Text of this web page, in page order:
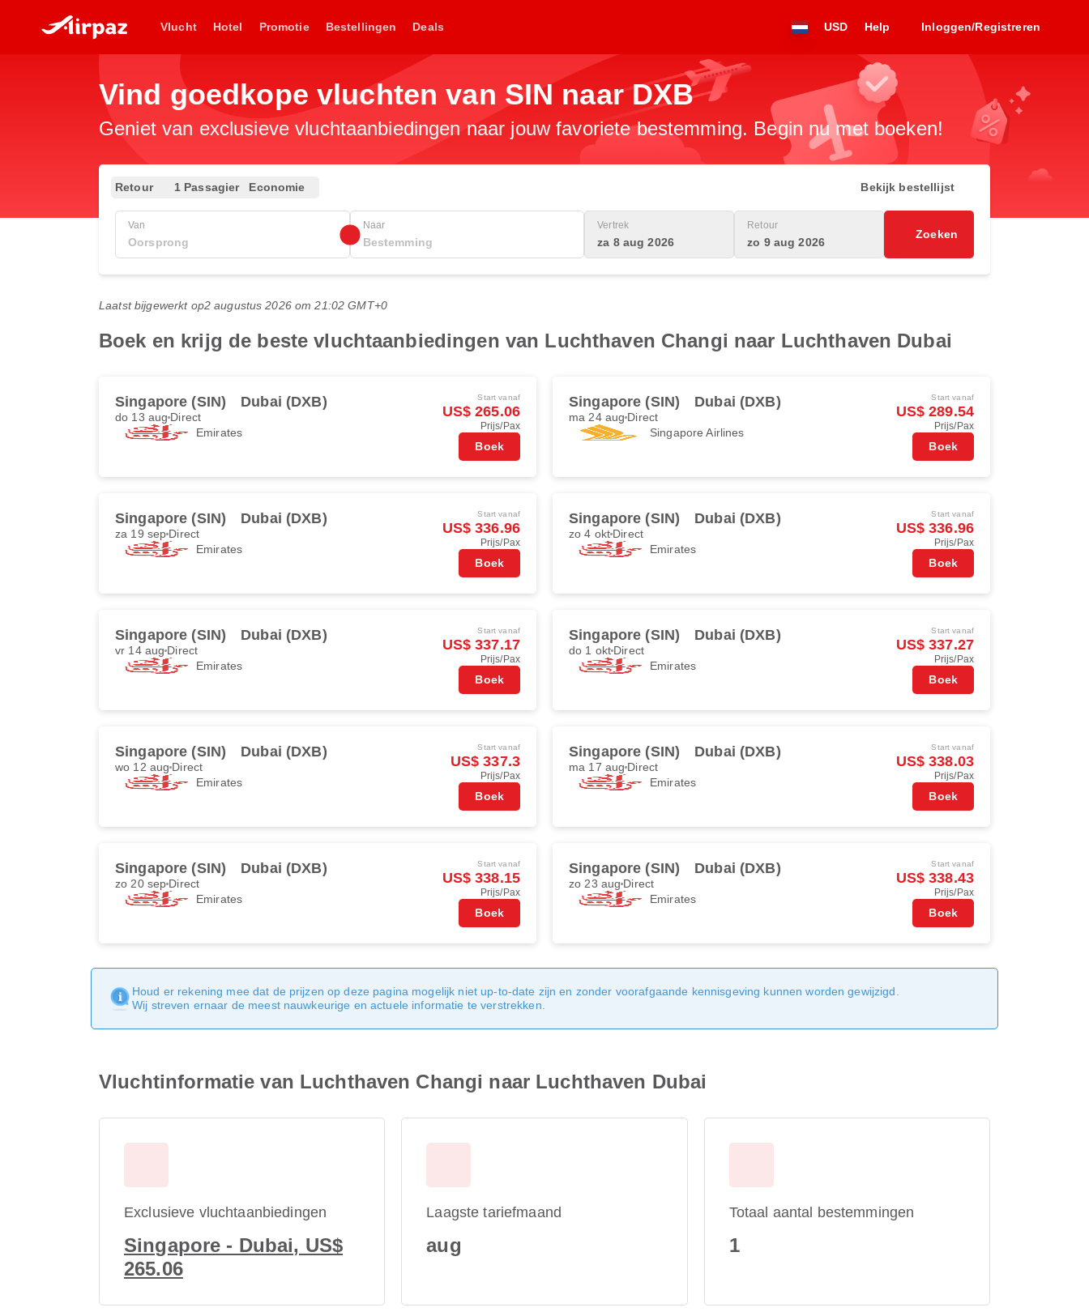
Vlucht Hotel Promotie Bestellingen Deals USD Help Inloggen/Registreren
Vind goedkope vluchten van SIN naar DXB
Geniet van exclusieve vluchtaanbiedingen naar jouw favoriete bestemming. Begin nu met boeken!
Retour 1 Passagier Economie Bekijk bestellijst
Van Naar Vertrek
za 8 aug 2026
Retour
zo 9 aug 2026
Zoeken
Laatst bijgewerkt op2 augustus 2026 om 21:02 GMT+0
Boek en krijg de beste vluchtaanbiedingen van Luchthaven Changi naar Luchthaven Dubai
Singapore (SIN) Dubai (DXB)
do 13 aug Direct
Emirates
Start vanaf
US$ 265.06
Prijs/Pax
Boek
Singapore (SIN) Dubai (DXB)
ma 24 aug Direct
Singapore Airlines
Start vanaf
US$ 289.54
Prijs/Pax
Boek
Singapore (SIN) Dubai (DXB)
za 19 sep Direct
Emirates
Start vanaf
US$ 336.96
Prijs/Pax
Boek
Singapore (SIN) Dubai (DXB)
zo 4 okt Direct
Emirates
Start vanaf
US$ 336.96
Prijs/Pax
Boek
Singapore (SIN) Dubai (DXB)
vr 14 aug Direct
Emirates
Start vanaf
US$ 337.17
Prijs/Pax
Boek
Singapore (SIN) Dubai (DXB)
do 1 okt Direct
Emirates
Start vanaf
US$ 337.27
Prijs/Pax
Boek
Singapore (SIN) Dubai (DXB)
wo 12 aug Direct
Emirates
Start vanaf
US$ 337.3
Prijs/Pax
Boek
Singapore (SIN) Dubai (DXB)
ma 17 aug Direct
Emirates
Start vanaf
US$ 338.03
Prijs/Pax
Boek
Singapore (SIN) Dubai (DXB)
zo 20 sep Direct
Emirates
Start vanaf
US$ 338.15
Prijs/Pax
Boek
Singapore (SIN) Dubai (DXB)
zo 23 aug Direct
Emirates
Start vanaf
US$ 338.43
Prijs/Pax
Boek
Houd er rekening mee dat de prijzen op deze pagina mogelijk niet up-to-date zijn en zonder voorafgaande kennisgeving kunnen worden gewijzigd.
Wij streven ernaar de meest nauwkeurige en actuele informatie te verstrekken.
Vluchtinformatie van Luchthaven Changi naar Luchthaven Dubai
Exclusieve vluchtaanbiedingen
Singapore - Dubai, US$
265.06
Laagste tariefmaand
aug
Totaal aantal bestemmingen
1